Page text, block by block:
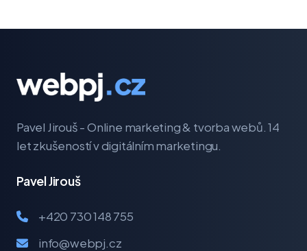
Pavel Jirouš - Online marketing & tvorba webů. 14
let zkušeností v digitálním marketingu.
Pavel Jirouš
+420 730 148 755
info@webpj.cz